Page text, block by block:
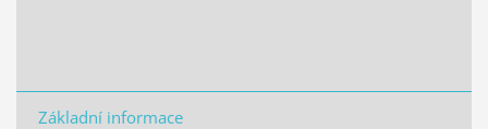
Základní informace